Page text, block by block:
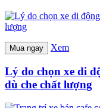
Mua ngay Xem
Lý do chọn xe di
dù che chất lượng